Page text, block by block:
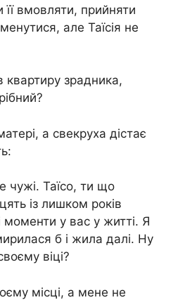
її вмовляти, прийняти
але Таїсія не
зрадника,
а свекруха дістає
чужі. Таїсо, ти що
із лишком років
у вас у житті. Я
б і жила далі. Ну
віці?
місці, а мене не